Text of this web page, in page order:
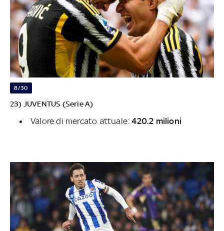
8/30
23) JUVENTUS (Serie A)
Valore di mercato attuale:420.2 milioni